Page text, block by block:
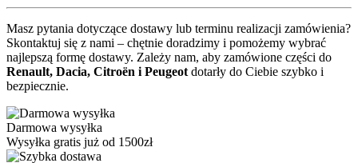
Masz pytania dotyczące dostawy lub terminu realizacji zamówienia?
Skontaktuj się z nami – chętnie doradzimy i pomożemy wybrać
najlepszą formę dostawy. Zależy nam, aby zamówione części do
Renault, Dacia, Citroën i Peugeot dotarły do Ciebie szybko i
bezpiecznie.
Darmowa wysyłka
Wysyłka gratis już od 1500zł